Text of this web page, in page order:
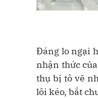
Đáng lo ngại
nhận thức
thụ bị tô vẽ
lôi kéo, bắt